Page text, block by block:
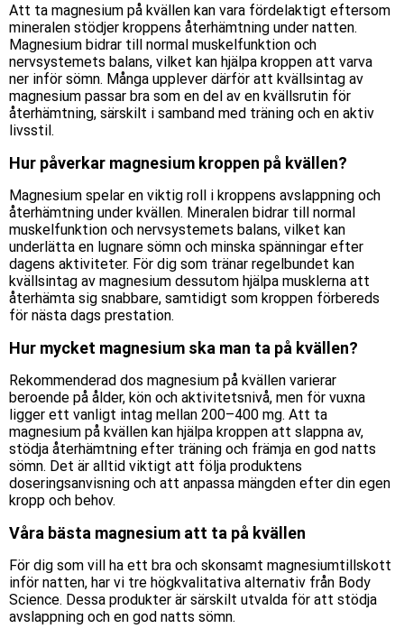
Att ta magnesium på kvällen kan vara fördelaktigt eftersom
mineralen stödjer kroppens återhämtning under natten.
Magnesium bidrar till normal muskelfunktion och
nervsystemets balans, vilket kan hjälpa kroppen att varva
ner inför sömn. Många upplever därför att kvällsintag av
magnesium passar bra som en del av en kvällsrutin för
återhämtning, särskilt i samband med träning och en aktiv
livsstil.
Hur påverkar magnesium kroppen på kvällen?
Magnesium spelar en viktig roll i kroppens avslappning och
återhämtning under kvällen. Mineralen bidrar till normal
muskelfunktion och nervsystemets balans, vilket kan
underlätta en lugnare sömn och minska spänningar efter
dagens aktiviteter. För dig som tränar regelbundet kan
kvällsintag av magnesium dessutom hjälpa musklerna att
återhämta sig snabbare, samtidigt som kroppen förbereds
för nästa dags prestation.
Hur mycket magnesium ska man ta på kvällen?
Rekommenderad dos magnesium på kvällen varierar
beroende på ålder, kön och aktivitetsnivå, men för vuxna
ligger ett vanligt intag mellan 200–400 mg. Att ta
magnesium på kvällen kan hjälpa kroppen att slappna av,
stödja återhämtning efter träning och främja en god natts
sömn. Det är alltid viktigt att följa produktens
doseringsanvisning och att anpassa mängden efter din egen
kropp och behov.
Våra bästa magnesium att ta på kvällen
För dig som vill ha ett bra och skonsamt magnesiumtillskott
inför natten, har vi tre högkvalitativa alternativ från Body
Science. Dessa produkter är särskilt utvalda för att stödja
avslappning och en god natts sömn.